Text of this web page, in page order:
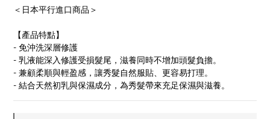
＜日本平行進口商品＞
【產品特點】
- 免沖洗深層修護
- 乳液能深入修護受損髮尾，滋養同時不增加頭髮負擔。
- 兼顧柔順與輕盈感，讓秀髮自然服貼、更容易打理。
- 結合天然初乳與保濕成分，為秀髮帶來充足保濕與滋養。